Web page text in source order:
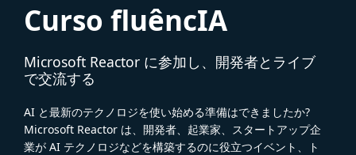
Curso fluêncIA
Microsoft Reactor に参加し、開発者とライブ
で交流する
AI と最新のテクノロジを使い始める準備はできましたか?
Microsoft Reactor は、開発者、起業家、スタートアップ企
業が AI テクノロジなどを構築するのに役立つイベント、ト